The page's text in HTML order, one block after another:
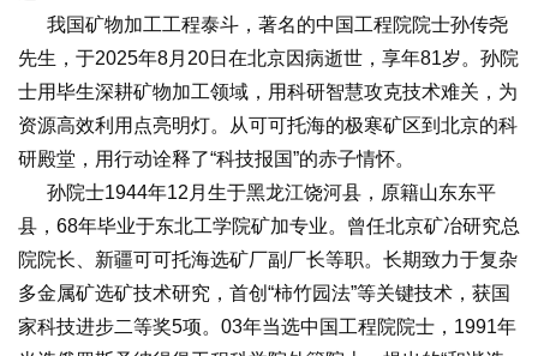
我国矿物加工工程泰斗，著名的中国工程院院士孙传尧
先生，于2025年8月20日在北京因病逝世，享年81岁。孙院
士用毕生深耕矿物加工领域，用科研智慧攻克技术难关，为
资源高效利用点亮明灯。从可可托海的极寒矿区到北京的科
研殿堂，用行动诠释了“科技报国”的赤子情怀。
孙院士1944年12月生于黑龙江饶河县，原籍山东东平
县，68年毕业于东北工学院矿加专业。曾任北京矿冶研究总
院院长、新疆可可托海选矿厂副厂长等职。长期致力于复杂
多金属矿选矿技术研究，首创“柿竹园法”等关键技术，获国
家科技进步二等奖5项。03年当选中国工程院院士，1991年